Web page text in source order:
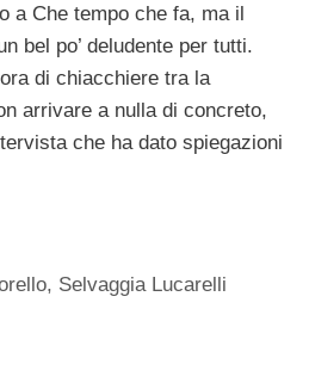
a Che tempo che fa, ma il
bel po’ deludente per tutti.
di chiacchiere tra la
arrivare a nulla di concreto,
che ha dato spiegazioni
, Selvaggia Lucarelli